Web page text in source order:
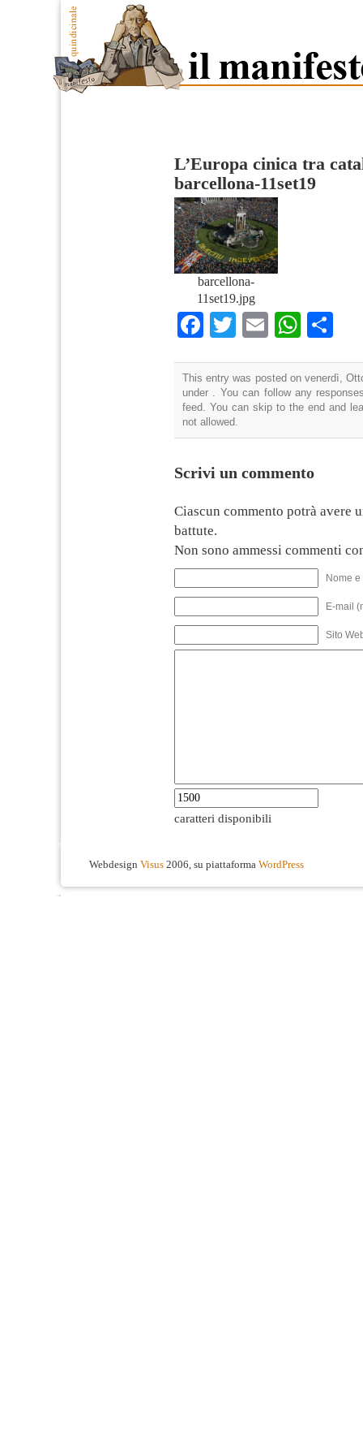
L’Europa cinica tra
barcellona-11set19
barcellona-
11set19.jpg
Facebook
TwitterEmail
This entry was posted on venerdì,
under . You can follow any
feed. You can skip to the end and
not allowed.
Scrivi un commento
Ciascun commento potrà avere
battute.
Non sono ammessi commenti
Nome
E-mail
Sito
caratteri disponibili
Webdesign Visus 2006, su piattaforma WordPress